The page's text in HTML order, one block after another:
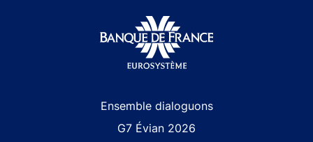
Ensemble dialoguons
G7 Évian 2026